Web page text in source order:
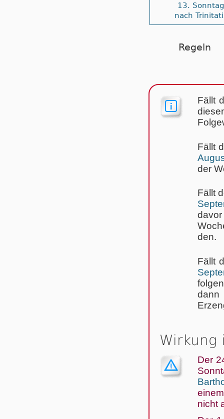
13. Sonntag
nach
Regeln
Fällt
Fällt
der
Fällt
den.
Fällt
Wirkung
Der
nicht